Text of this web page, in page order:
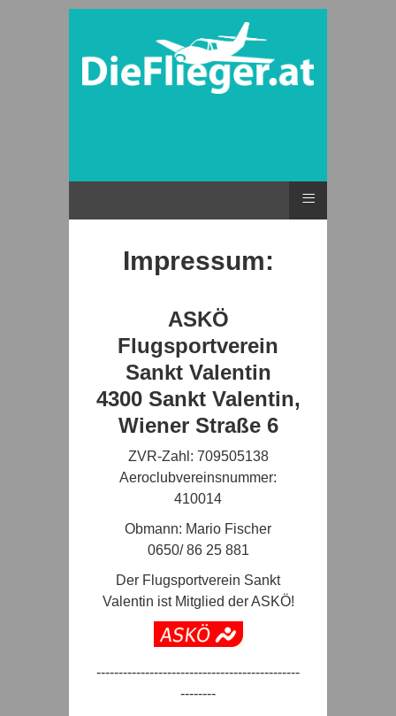
≡
Impressum:
ASKÖ
Flugsportverein
Sankt Valentin
4300 Sankt Valentin,
Wiener Straße 6
ZVR-Zahl: 709505138
Aeroclubvereinsnummer:
410014
Obmann: Mario Fischer
0650/ 86 25 881
Der Flugsportverein Sankt
Valentin ist Mitglied der ASKÖ!
----------------------------------------------
--------